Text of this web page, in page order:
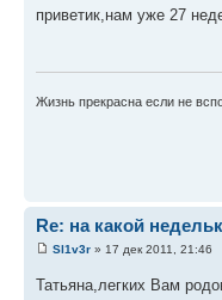
приветик,нам уже 27
Жизнь прекрасна если не
Re: на какой
Sl1v3r » 17 дек 2011, 21:46
Татьяна,легких Вам